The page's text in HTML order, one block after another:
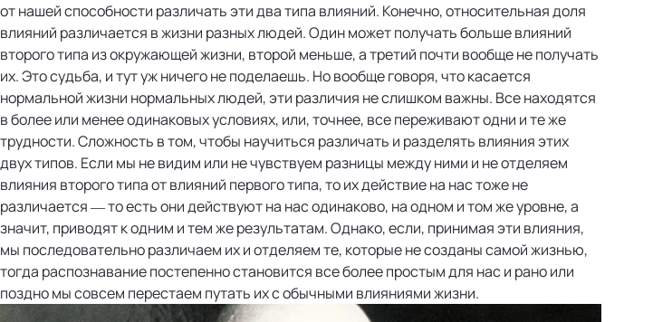
от нашей способности различать эти два типа влияний. Конечно, относительная доля
влияний различается в жизни разных людей. Один может получать больше влияний
второго типа из окружающей жизни, второй меньше, а третий почти вообще не получать
их. Это судьба, и тут уж ничего не поделаешь. Но вообще говоря, что касается
нормальной жизни нормальных людей, эти различия не слишком важны. Все находятся
в более или менее одинаковых условиях, или, точнее, все переживают одни и те же
трудности. Сложность в том, чтобы научиться различать и разделять влияния этих
двух типов. Если мы не видим или не чувствуем разницы между ними и не отделяем
влияния второго типа от влияний первого типа, то их действие на нас тоже не
различается — то есть они действуют на нас одинаково, на одном и том же уровне, а
значит, приводят к одним и тем же результатам. Однако, если, принимая эти влияния,
мы последовательно различаем их и отделяем те, которые не созданы самой жизнью,
тогда распознавание постепенно становится все более простым для нас и рано или
поздно мы совсем перестаем путать их с обычными влияниями жизни.